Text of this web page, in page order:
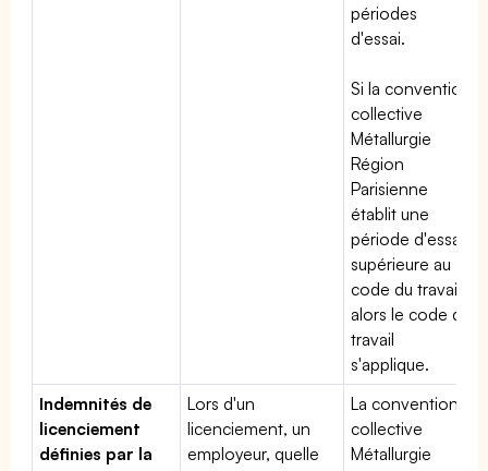
périodes
d'essai.
Si la convention
collective
Métallurgie
Région
Parisienne
établit une
période d'essai
supérieure au
code du travail,
alors le code du
travail
s'applique.
Indemnités de
licenciement
définies par la
Lors d'un
licenciement, un
employeur, quelle
La convention
collective
Métallurgie